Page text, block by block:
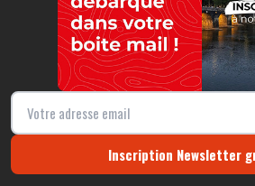
Inscription Newsletter